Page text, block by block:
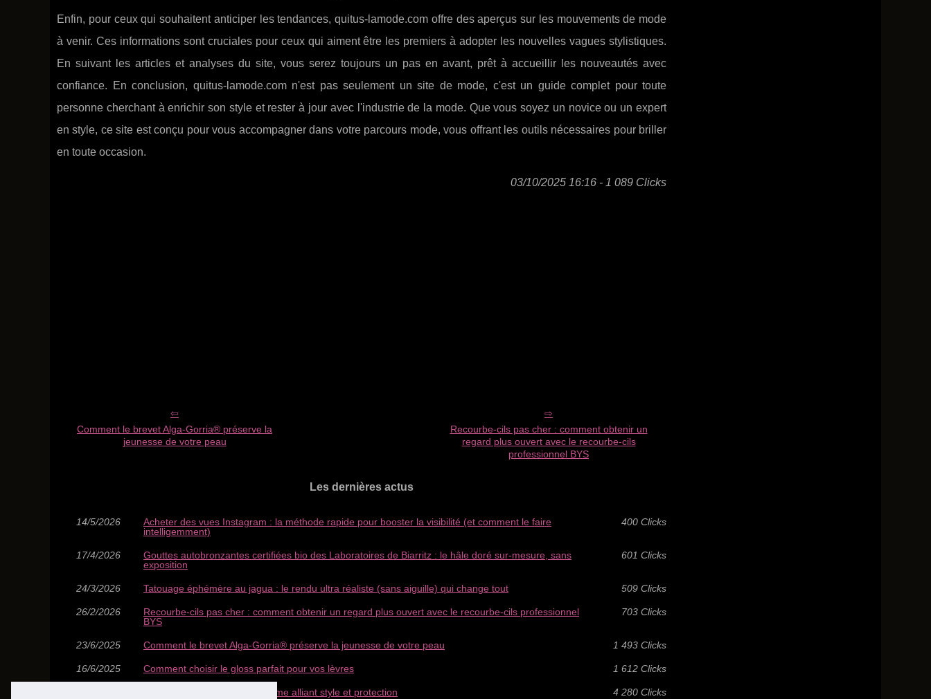
Enfin, pour ceux qui souhaitent anticiper les tendances, quitus-lamode.com offre des aperçus sur les mouvements de mode
à venir. Ces informations sont cruciales pour ceux qui aiment être les premiers à adopter les nouvelles vagues stylistiques.
En suivant les articles et analyses du site, vous serez toujours un pas en avant, prêt à accueillir les nouveautés avec
confiance. En conclusion, quitus-lamode.com n'est pas seulement un site de mode, c'est un guide complet pour toute
personne cherchant à enrichir son style et rester à jour avec l'industrie de la mode. Que vous soyez un novice ou un expert
en style, ce site est conçu pour vous accompagner dans votre parcours mode, vous offrant les outils nécessaires pour briller
en toute occasion.
03/10/2025 16:16 - 1 089 Clicks
Comment le brevet Alga-Gorria® préserve la
jeunesse de votre peau
Recourbe‑cils pas cher : comment obtenir un
regard plus ouvert avec le recourbe‑cils
professionnel BYS
Les dernières actus
14/5/2026
Acheter des vues Instagram : la méthode rapide pour booster la visibilité (et comment le faire
intelligemment)
400 Clicks
17/4/2026
Gouttes autobronzantes certifiées bio des Laboratoires de Biarritz : le hâle doré sur-mesure, sans
exposition
601 Clicks
24/3/2026 Tatouage éphémère au jagua : le rendu ultra réaliste (sans aiguille) qui change tout 509 Clicks
26/2/2026
Recourbe‑cils pas cher : comment obtenir un regard plus ouvert avec le recourbe‑cils professionnel
BYS
703 Clicks
23/6/2025 Comment le brevet Alga-Gorria® préserve la jeunesse de votre peau 1 493 Clicks
16/6/2025 Comment choisir le gloss parfait pour vos lèvres 1 612 Clicks
Des étuis à lunettes pour homme alliant style et protection 4 280 Clicks